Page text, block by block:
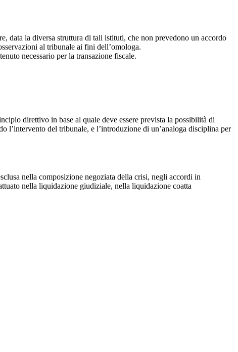
data la diversa struttura di tali istituti, che non prevedono un accordo
al tribunale ai fini dell’omologa.
necessario per la transazione fiscale.
direttivo in base al quale deve essere prevista la possibilità di
l’intervento del tribunale, e l’introduzione di un’analoga disciplina per
nella composizione negoziata della crisi, negli accordi in
nella liquidazione giudiziale, nella liquidazione coatta